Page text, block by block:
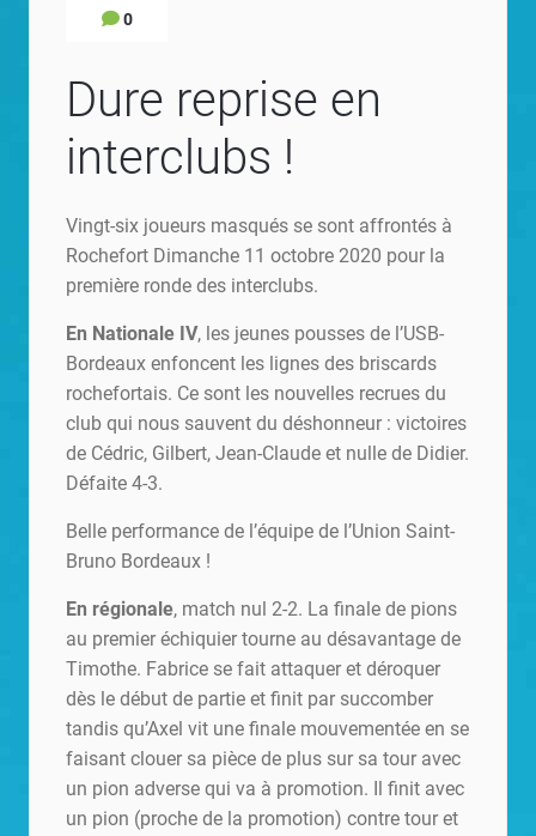
0
Dure reprise en
interclubs !
Vingt-six joueurs masqués se sont affrontés à
Rochefort Dimanche 11 octobre 2020 pour la
première ronde des interclubs.
En Nationale IV, les jeunes pousses de l’USB-
Bordeaux enfoncent les lignes des briscards
rochefortais. Ce sont les nouvelles recrues du
club qui nous sauvent du déshonneur : victoires
de Cédric, Gilbert, Jean-Claude et nulle de Didier.
Défaite 4-3.
Belle performance de l’équipe de l’Union Saint-
Bruno Bordeaux !
En régionale, match nul 2-2. La finale de pions
au premier échiquier tourne au désavantage de
Timothe. Fabrice se fait attaquer et déroquer
dès le début de partie et finit par succomber
tandis qu’Axel vit une finale mouvementée en se
faisant clouer sa pièce de plus sur sa tour avec
un pion adverse qui va à promotion. Il finit avec
un pion (proche de la promotion) contre tour et